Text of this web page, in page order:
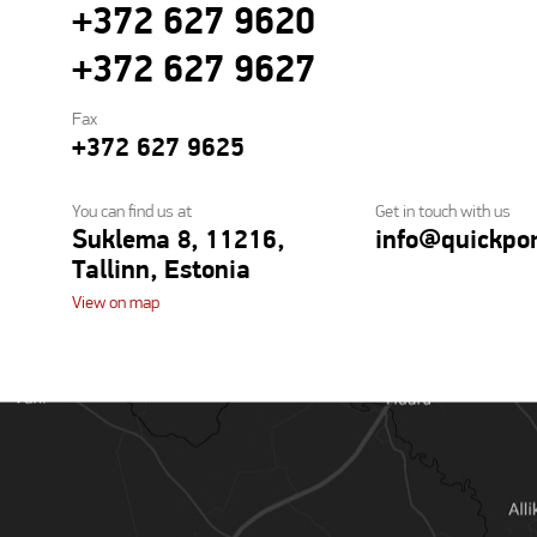
+372 627 9620
+372 627 9627
Fax
+372 627 9625
You can find us at
Suklema 8, 11216,
Tallinn, Estonia
View on map
Get in touch with us